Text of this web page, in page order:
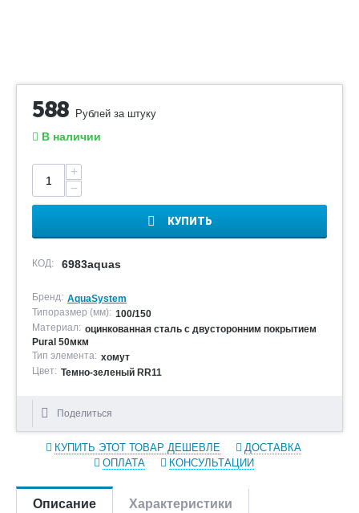
588 Рублей за штуку
В наличии
+
−
КУПИТЬ
КОД: 6983aquas
Бренд: AquaSystem
Типоразмер (мм): 100/150
Материал: оцинкованная сталь с двусторонним покрытием
Pural 50мкм
Тип элемента: хомут
Цвет: Темно-зеленый RR11
Поделиться
КУПИТЬ ЭТОТ ТОВАР ДЕШЕВЛЕ
ДОСТАВКА
ОПЛАТА
КОНСУЛЬТАЦИИ
Описание Характеристики